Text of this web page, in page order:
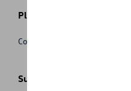
Plus d'informations
Conditions de vente
Suivez nous